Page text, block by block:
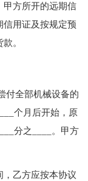
甲方所开的远期信
信用证及按规定预
。
全部机械设备的
个月后开始，原
分之____。甲方
乙方应按本协议